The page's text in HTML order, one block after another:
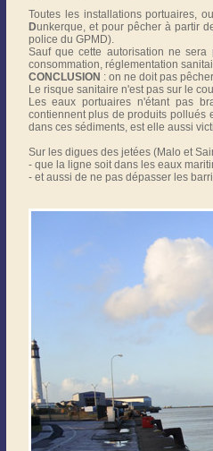
Toutes les installations portuaires,
Dunkerque, et pour pêcher à partir
police du GPMD).
Sauf que cette autorisation ne
consommation, réglementation
CONCLUSION : on ne doit pas
Le risque sanitaire n'est pas sur le
Les eaux portuaires n'étant pas
contiennent plus de produits pollués
dans ces sédiments, est elle aussi
Sur les digues des jetées (Malo et
- que la ligne soit dans les eaux
- et aussi de ne pas dépasser les